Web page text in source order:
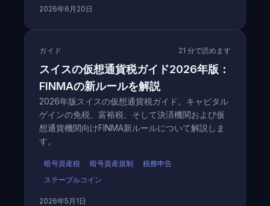
2026年6月20日
ガイド 21 分で読めます
スイスの仮想通貨税ガイド2026年版：
FINMAの新ルールを解説
2026年版スイスの仮想通貨税ガイド。キャピタル
ゲインの免税、富裕税、そして決済機関および仮
想通貨機関向けFINMA新ルールについて解説しま
す。
暗号資産税 暗号資産規制
税務申告
ステーブルコイン
2026年5月1日